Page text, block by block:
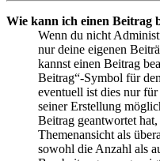
Wie kann ich einen Beitrag
Wenn du nicht
nur deine eigenen
kannst einen Beitrag
Beitrag“-Symbol für
eventuell ist dies nur
seiner Erstellung
Beitrag geantwortet
Themenansicht als
sowohl die Anzahl als